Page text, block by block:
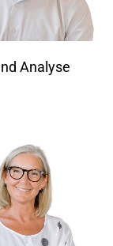
Analyse